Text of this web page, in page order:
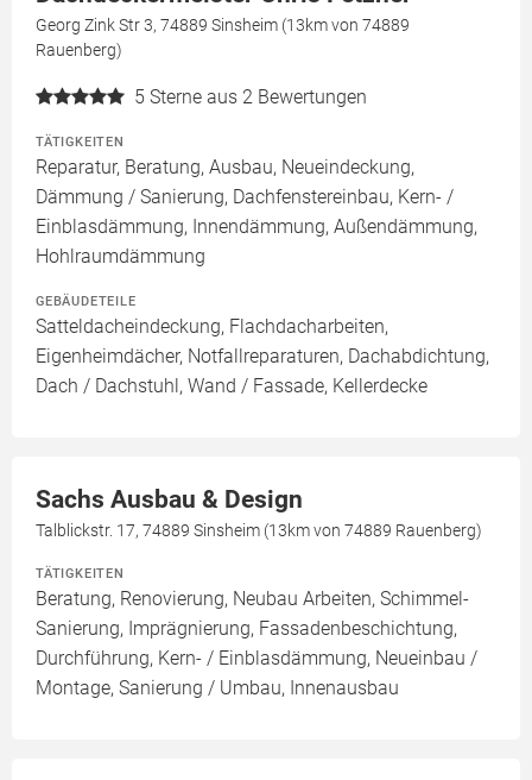
Georg Zink Str 3, 74889 Sinsheim (13km von 74889
Rauenberg)
5 Sterne aus 2 Bewertungen
TÄTIGKEITEN
Reparatur, Beratung, Ausbau, Neueindeckung,
Dämmung / Sanierung, Dachfenstereinbau, Kern- /
Einblasdämmung, Innendämmung, Außendämmung,
Hohlraumdämmung
GEBÄUDETEILE
Satteldacheindeckung, Flachdacharbeiten,
Eigenheimdächer, Notfallreparaturen, Dachabdichtung,
Dach / Dachstuhl, Wand / Fassade, Kellerdecke
Sachs Ausbau & Design
Talblickstr. 17, 74889 Sinsheim (13km von 74889 Rauenberg)
TÄTIGKEITEN
Beratung, Renovierung, Neubau Arbeiten, Schimmel-
Sanierung, Imprägnierung, Fassadenbeschichtung,
Durchführung, Kern- / Einblasdämmung, Neueinbau /
Montage, Sanierung / Umbau, Innenausbau